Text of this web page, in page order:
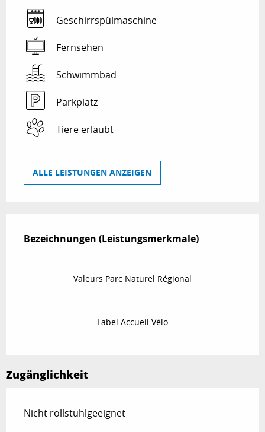
Geschirrspülmaschine
Fernsehen
Schwimmbad
Parkplatz
Tiere erlaubt
ALLE LEISTUNGEN ANZEIGEN
Bezeichnungen (Leistungsmerkmale)
Bezeichnungen (Leistungsmerkmale)
Valeurs Parc Naturel Régional
Label Accueil Vélo
Zugänglichkeit
Nicht rollstuhlgeeignet